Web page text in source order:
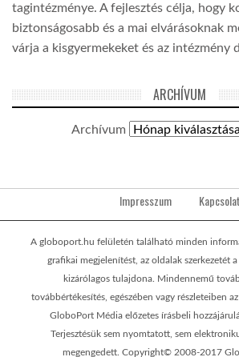
tagintézménye. A fejlesztés célja, hogy
biztonságosabb és a mai elvárásoknak
várja a kisgyermekeket és az intézmény
ARCHÍVUM
Archívum
Impresszum Kapcsolat
A globoport.hu felületén található minden
grafikai megjelenítést, az oldalak szerkezetét
kizárólagos tulajdona. Mindennemű
továbbértékesítés, egészében vagy részleteiben
GloboPort Média előzetes írásbeli
Terjesztésük sem nyomtatott, sem
megengedett. Copyright© 2008-2017